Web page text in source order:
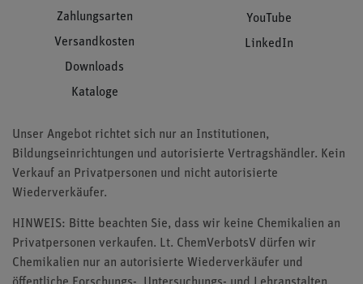
Zahlungsarten
Versandkosten
Downloads
Kataloge
YouTube
LinkedIn
Unser Angebot richtet sich nur an Institutionen,
Bildungseinrichtungen und autorisierte Vertragshändler. Kein
Verkauf an Privatpersonen und nicht autorisierte
Wiederverkäufer.
HINWEIS: Bitte beachten Sie, dass wir keine Chemikalien an
Privatpersonen verkaufen. Lt. ChemVerbotsV dürfen wir
Chemikalien nur an autorisierte Wiederverkäufer und